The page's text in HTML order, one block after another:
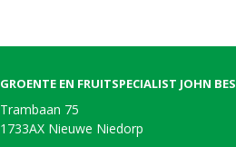
GROENTE EN FRUITSPECIALIST JOHN BES
Trambaan 75
1733AX Nieuwe Niedorp